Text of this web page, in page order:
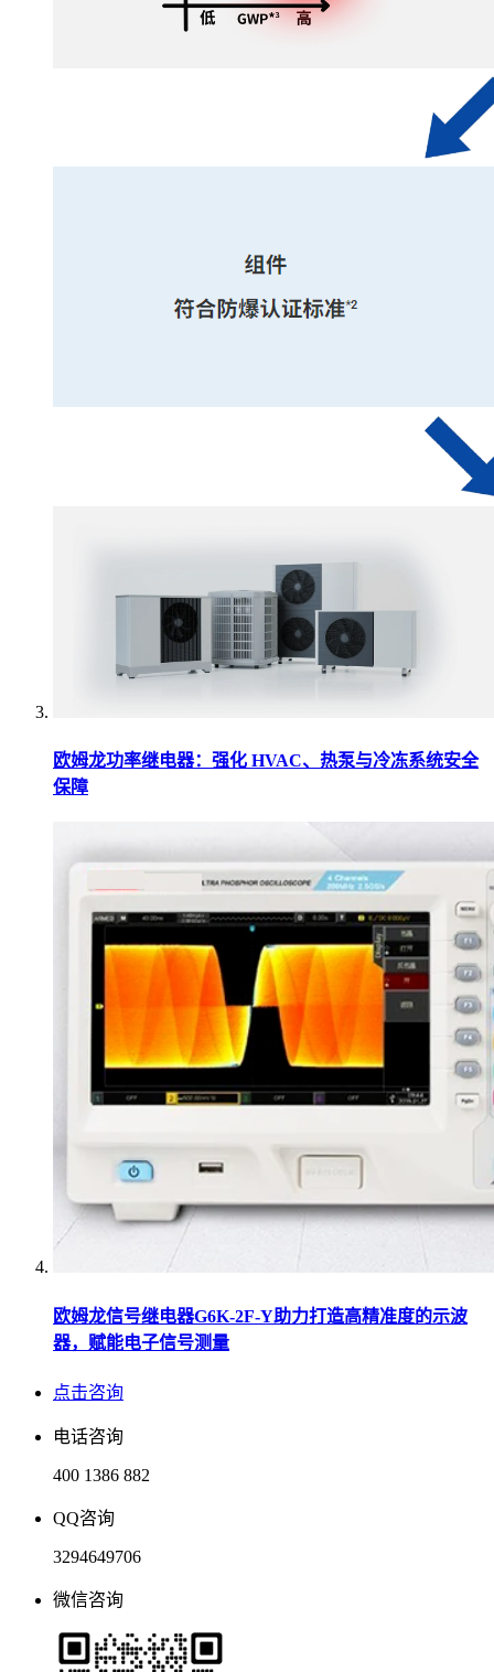
欧姆龙功率继电器：强化 HVAC、热泵与冷冻系统安全
保障
欧姆龙信号继电器G6K-2F-Y助力打造高精准度的示波
器，赋能电子信号测量
点击咨询
电话咨询
400 1386 882
QQ咨询
3294649706
微信咨询